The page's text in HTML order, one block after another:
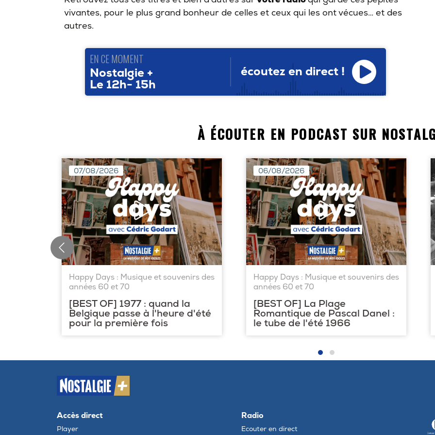
vivantes, pour le plus grand bonheur de celles et ceux qui les ont vécues… et des
autres.
EN CE MOMENT
Nostalgie +
Le 12h- 15h
écoutez en direct !
À ÉCOUTER EN PODCAST SUR
07/08/2026
Happy Days : Musique et souvenirs des
années 60 et 70
[BEST OF] 1977 : quand la
Belgique passe à l'heure d'été
pour la première fois
06/08/2026
Happy Days : Musique et souvenirs des
années 60 et 70
[BEST OF] La Plage
Romantique de Pascal Danel :
le tube de l'été 1966
Accès direct
Player
Radio
Ecouter en direct